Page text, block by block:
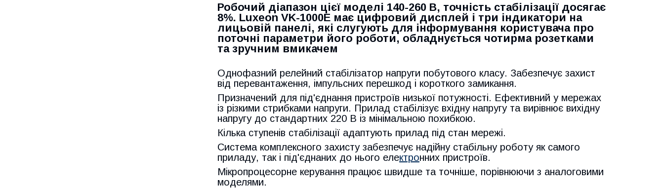
Робочий діапазон цієї моделі 140-260 В, точність стабілізації досягає
8%. Luxeon VK-1000E має цифровий дисплей і три індикатори на
лицьовій панелі, які слугують для інформування користувача про
поточні параметри його роботи, обладнується чотирма розетками
та зручним вмикачем
Однофазний релейний стабілізатор напруги побутового класу. Забезпечує захист
від перевантаження, імпульсних перешкод і короткого замикання.
Призначений для під'єднання пристроїв низької потужності. Ефективний у мережах
із різкими стрибками напруги. Прилад стабілізує вхідну напругу та вирівнює вихідну
напругу до стандартних 220 В із мінімальною похибкою.
Кілька ступенів стабілізації адаптують прилад під стан мережі.
Система комплексного захисту забезпечує надійну стабільну роботу як самого
приладу, так і під'єднаних до нього електронних пристроїв.
Мікропроцесорне керування працює швидше та точніше, порівнюючи з аналоговими
моделями.